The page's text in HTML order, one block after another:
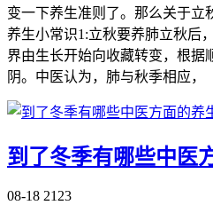
变一下养生准则了。那么关于立
养生小常识1:立秋要养肺立秋后
界由生长开始向收藏转变，根据
阴。中医认为，肺与秋季相应，
到了冬季有哪些中医
08-18 2123